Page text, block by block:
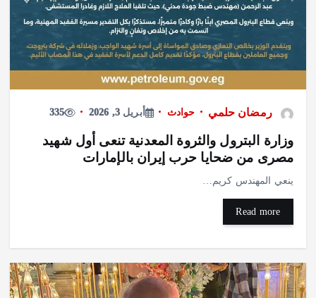
رمضان حلمي حوادث أبريل 3, 2026 335
وزارة البترول والثروة المعدنية تنعى أول شهيد
مصرى من ضحايا حرب إيران بالإمارات
ينعي المهندس كريم…
Read more